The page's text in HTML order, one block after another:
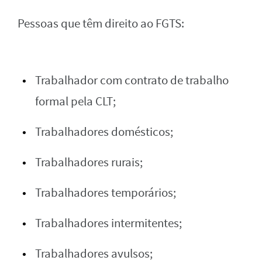
Pessoas que têm direito ao FGTS:
Trabalhador com contrato de trabalho
formal pela CLT;
Trabalhadores domésticos;
Trabalhadores rurais;
Trabalhadores temporários;
Trabalhadores intermitentes;
Trabalhadores avulsos;